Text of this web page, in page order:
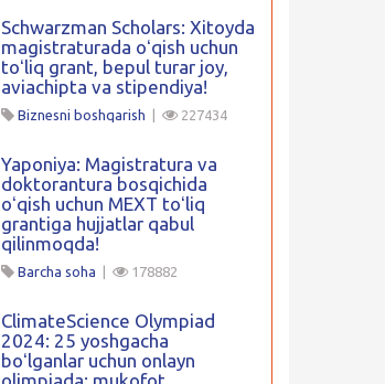
Schwarzman Scholars: Xitoyda
magistraturada oʻqish uchun
toʻliq grant, bepul turar joy,
aviachipta va stipendiya!
Biznesni boshqarish 227434
Yaponiya: Magistratura va
doktorantura bosqichida
oʻqish uchun MEXT toʻliq
grantiga hujjatlar qabul
qilinmoqda!
Barcha soha 178882
ClimateScience Olympiad
2024: 25 yoshgacha
boʻlganlar uchun onlayn